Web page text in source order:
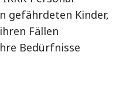
gefährdeten Kinder,
Fällen
Bedürfnisse